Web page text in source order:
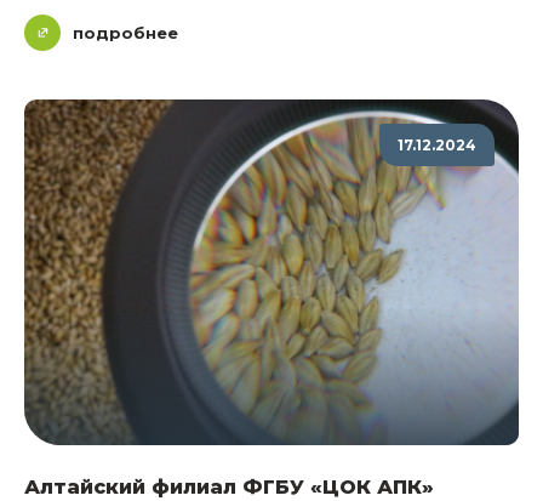
подробнее
17.12.2024
Алтайский филиал ФГБУ «ЦОК АПК»